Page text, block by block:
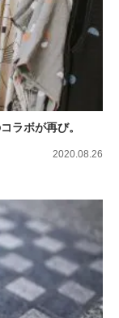
ラボが再び。
2020.08.26